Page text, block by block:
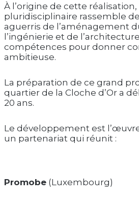
À l’origine de cette
pluridisciplinaire rassemble
aguerris de l’aménagement
l’ingénierie et de
compétences pour donner
ambitieuse.
La préparation de ce grand
quartier de la Cloche d’Or a
20 ans.
Le développement est
un partenariat qui réunit :
Promobe (Luxembourg)